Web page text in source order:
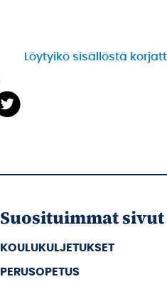
Löytyikö sisällöstä
Suosituimmat sivut
KOULUKULJETUKSET
PERUSOPETUS